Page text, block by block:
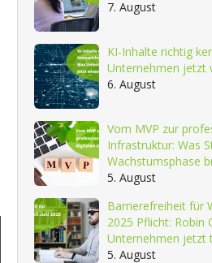
7. August
KI-Inhalte richtig
Unternehmen jetzt
6. August
Vom MVP zur
Infrastruktur: Was
Wachstumsphase
5. August
Barrierefreiheit für
2025 Pflicht: Robin
Unternehmen jetzt
5. August